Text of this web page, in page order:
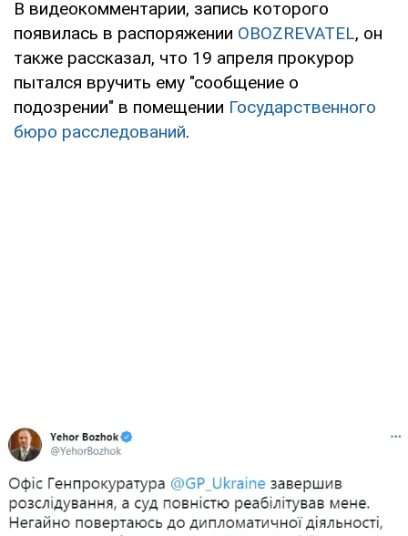
В видеокомментарии, запись которого
появилась в распоряжении OBOZREVATEL, он
также рассказал, что 19 апреля прокурор
пытался вручить ему "сообщение о
подозрении" в помещении Государственного
бюро расследований.